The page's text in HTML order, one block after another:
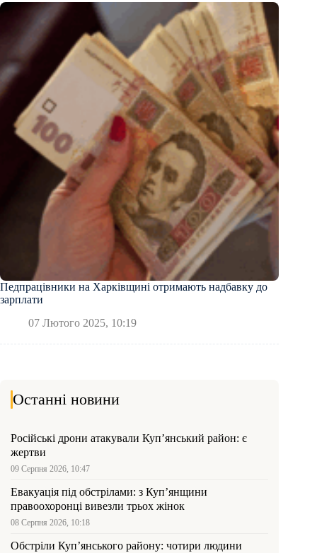
Педпрацівники на Харківщині отримають надбавку до
зарплати
07 Лютого 2025, 10:19
Останні новини
Російські дрони атакували Куп’янський район: є
жертви
09 Серпня 2026, 10:47
Евакуація під обстрілами: з Куп’янщини
правоохоронці вивезли трьох жінок
08 Серпня 2026, 10:18
Обстріли Куп’янського району: чотири людини